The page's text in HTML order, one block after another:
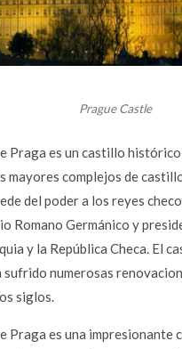
Prague Castle
Praga es un castillo
mayores complejos de
del poder a los reyes
Romano Germánico y
y la República Checa. El
sufrido numerosas
siglos.
Praga es una impresionante